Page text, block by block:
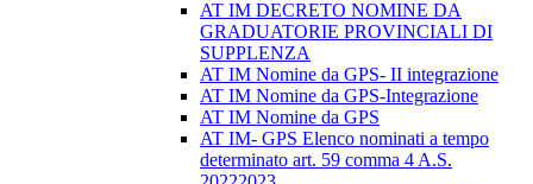
AT IM DECRETO NOMINE DA
GRADUATORIE PROVINCIALI DI
SUPPLENZA
AT IM Nomine da GPS- II integrazione
AT IM Nomine da GPS-Integrazione
AT IM Nomine da GPS
AT IM- GPS Elenco nominati a tempo
determinato art. 59 comma 4 A.S.